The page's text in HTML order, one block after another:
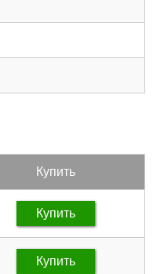
Купить
Купить
Купить